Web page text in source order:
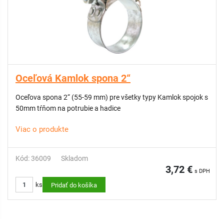
Oceľová Kamlok spona 2“
Oceľova spona 2“ (55-59 mm) pre všetky typy Kamlok spojok s
50mm tŕňom na potrubie a hadice
Viac o produkte
Kód: 36009 Skladom
3,72 € s DPH
ks Pridať do košíka